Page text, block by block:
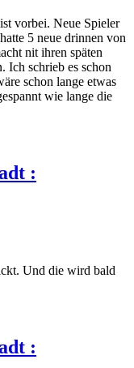
vorbei. Neue Spieler
5 neue drinnen von
nit ihren späten
Ich schrieb es schon
schon lange etwas
wie lange die
:
Und die wird bald
: